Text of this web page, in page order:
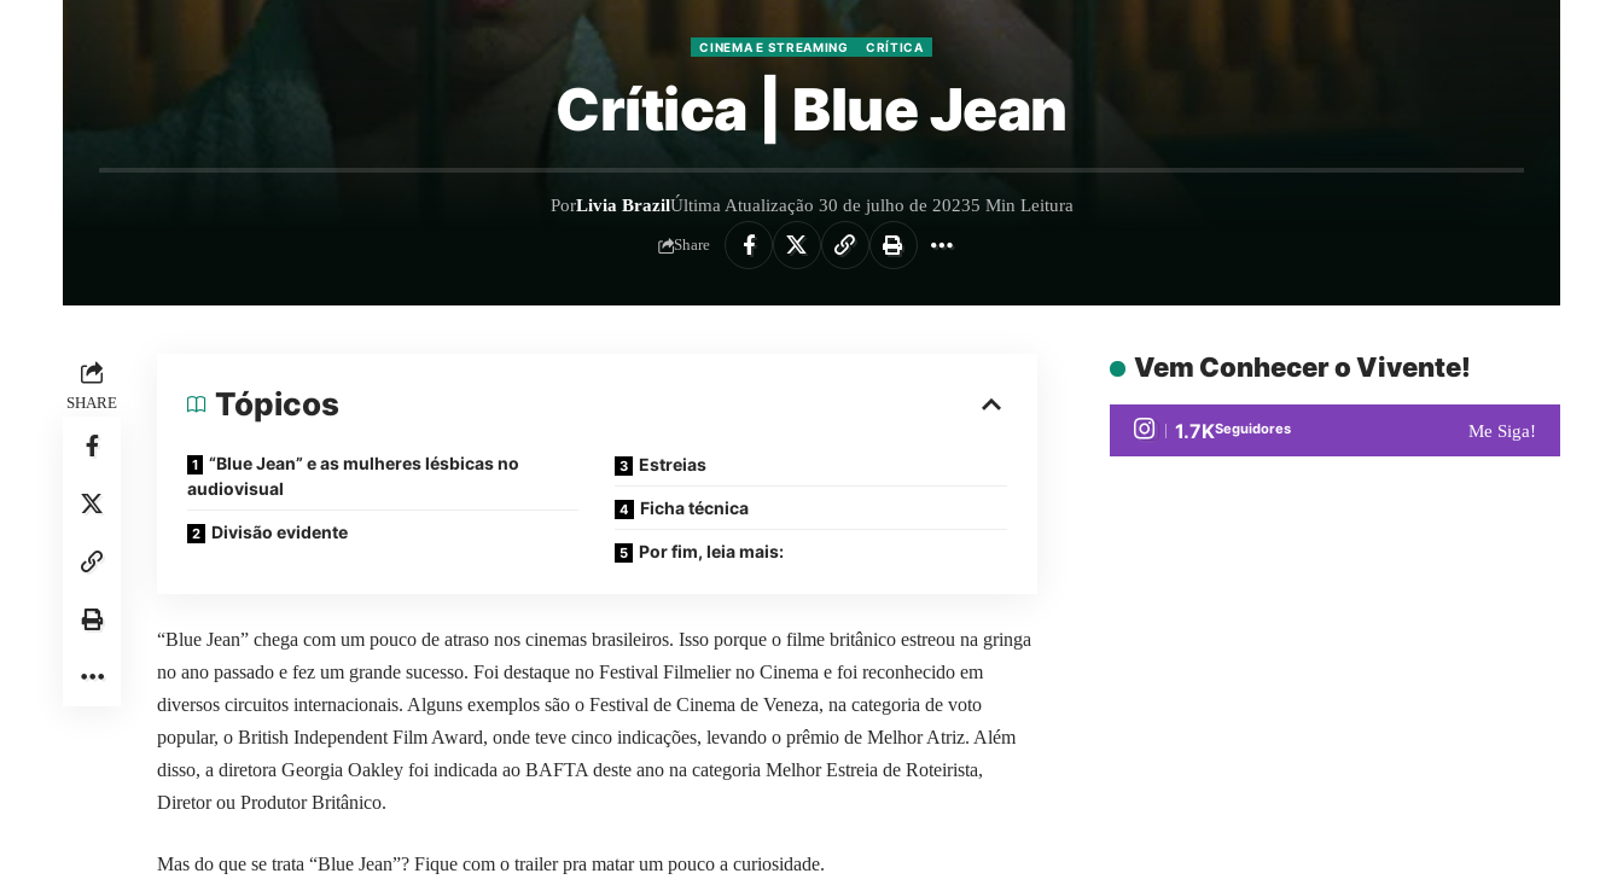
CINEMA E STREAMING CRÍTICA
Crítica | Blue Jean
PorLivia BrazilÚltima Atualização 30 de julho de 20235 Min Leitura
Share
SHARE Tópicos
“Blue Jean” e as mulheres lésbicas no
audiovisual
Divisão evidente
Estreias
Ficha técnica
Por fim, leia mais:
“Blue Jean” chega com um pouco de atraso nos cinemas brasileiros. Isso porque o filme britânico estreou na gringa
no ano passado e fez um grande sucesso. Foi destaque no Festival Filmelier no Cinema e foi reconhecido em
diversos circuitos internacionais. Alguns exemplos são o Festival de Cinema de Veneza, na categoria de voto
popular, o British Independent Film Award, onde teve cinco indicações, levando o prêmio de Melhor Atriz. Além
disso, a diretora Georgia Oakley foi indicada ao BAFTA deste ano na categoria Melhor Estreia de Roteirista,
Diretor ou Produtor Britânico.
Mas do que se trata “Blue Jean”? Fique com o trailer pra matar um pouco a curiosidade.
Vem Conhecer o Vivente!
1.7KSeguidores Me Siga!